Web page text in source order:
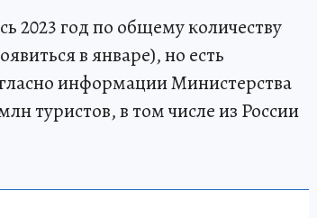
2023 год по общему количеству
в январе), но есть
информации Министерства
туристов, в том числе из России